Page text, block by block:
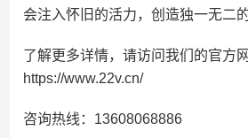
会注入怀旧的活力，创造独一无二
了解更多详情，请访问我们的官方网
https://www.22v.cn/
咨询热线：13608068886